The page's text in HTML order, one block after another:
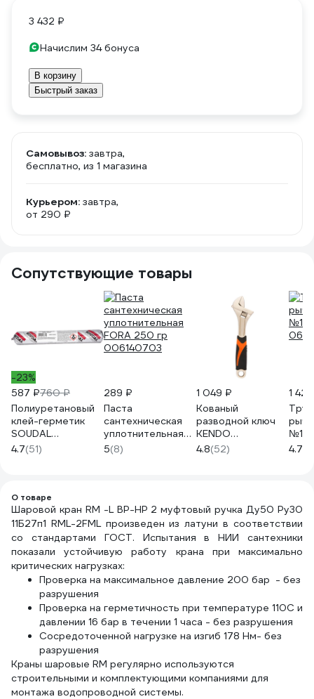
3 432 ₽
Начислим 34 бонуса
В корзину
Быстрый заказ
Самовывоз: завтра,
бесплатно, из 1 магазина
Курьером: завтра,
от 290 ₽
Сопутствующие товары
-23%
587 ₽760 ₽
Полиуретановый
клей-герметик
SOUDAL
Соудафлекс 40
ФС черный 600
4.7(51)
289 ₽
Паста
сантехническая
уплотнительная
FORA 250 гр
006140703
5(8)
1 049 ₽
Кованый
разводной ключ
KENDO
углеродистая
сталь, 250 мм, 10"
4.8(52)
1
№1
06-
4.7
О товаре
Шаровой кран RM -L ВР-НР 2 муфтовый ручка Ду50 Ру30
11Б27п1 RML-2FML произведен из латуни в соответствии
со стандартами ГОСТ. Испытания в НИИ сантехники
показали устойчивую работу крана при максимально
критических нагрузках:
Проверка на максимальное давление 200 бар - без
разрушения
Проверка на герметичность при температуре 110С и
давлении 16 бар в течении 1 часа - без разрушения
Сосредоточенной нагрузке на изгиб 178 Нм- без
разрушения
Краны шаровые RM регулярно используются
строительными и комплектующими компаниями для
монтажа водопроводной системы.